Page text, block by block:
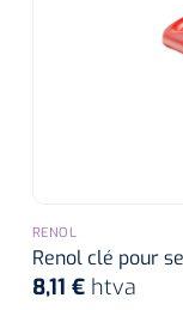
RENOL
Renol clé pour
8,11 € htva